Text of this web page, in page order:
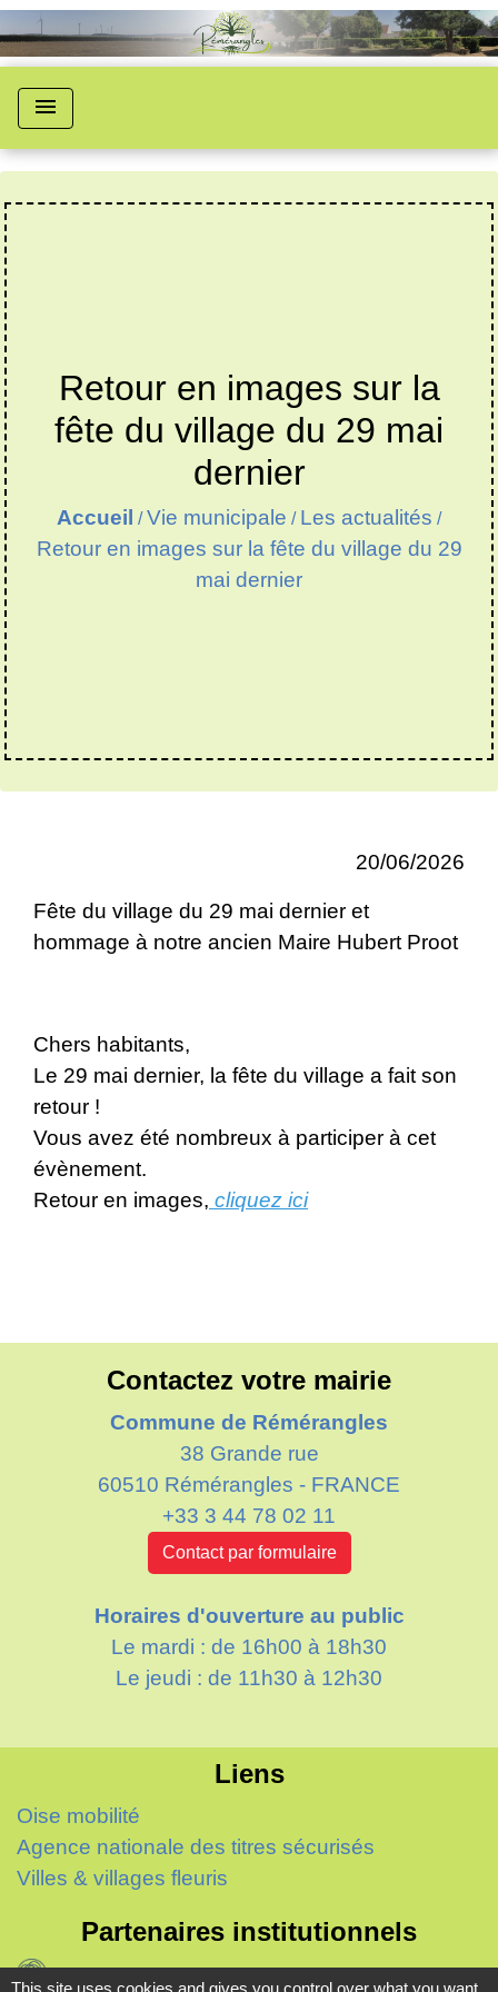
menu
Retour en images sur la
fête du village du 29 mai
dernier
Accueil /Vie municipale / Les actualités /
Retour en images sur la fête du village du 29
mai dernier
20/06/2026
Fête du village du 29 mai dernier et
hommage à notre ancien Maire Hubert Proot
Chers habitants,
Le 29 mai dernier, la fête du village a fait son
retour !
Vous avez été nombreux à participer à cet
évènement.
Retour en images, cliquez ici
Contactez votre mairie
Commune de Rémérangles
38 Grande rue
60510 Rémérangles - FRANCE
+33 3 44 78 02 11
Contact par formulaire
Horaires d'ouverture au public
Le mardi : de 16h00 à 18h30
Le jeudi : de 11h30 à 12h30
Liens
Oise mobilité
Agence nationale des titres sécurisés
Villes & villages fleuris
Partenaires institutionnels
This site uses cookies and gives you control over what you want